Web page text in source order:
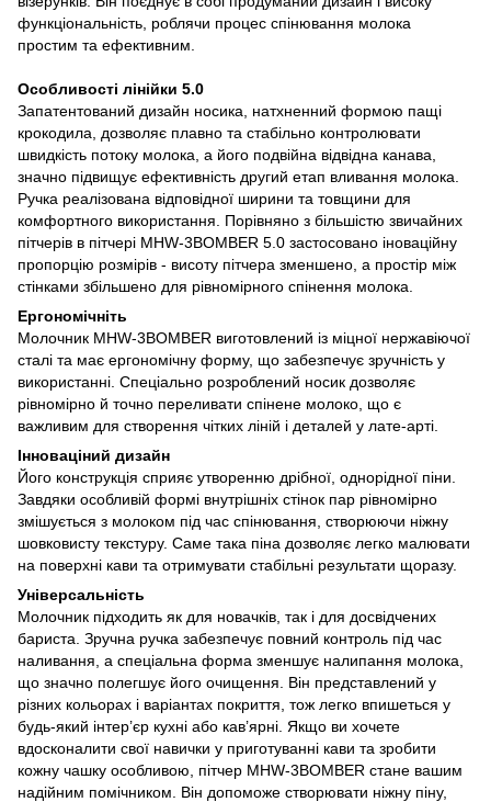
функціональність, роблячи процес спінювання молока
простим та ефективним.
Особливості лінійки 5.0
Запатентований дизайн носика, натхненний формою пащі
крокодила, дозволяє плавно та стабільно контролювати
швидкість потоку молока, а його подвійна відвідна канава,
значно підвищує ефективність другий етап вливання молока.
Ручка реалізована відповідної ширини та товщини для
комфортного використання. Порівняно з більшістю звичайних
пітчерів в пітчері MHW-3BOMBER 5.0 застосовано іноваційну
пропорцію розмірів - висоту пітчера зменшено, а простір між
стінками збільшено для рівномірного спінення молока.
Ергономічніть
Молочник MHW-3BOMBER виготовлений із міцної нержавіючої
сталі та має ергономічну форму, що забезпечує зручність у
використанні. Спеціально розроблений носик дозволяє
рівномірно й точно переливати спінене молоко, що є
важливим для створення чітких ліній і деталей у лате-арті.
Інноваціний дизайн
Його конструкція сприяє утворенню дрібної, однорідної піни.
Завдяки особливій формі внутрішніх стінок пар рівномірно
змішується з молоком під час спінювання, створюючи ніжну
шовковисту текстуру. Саме така піна дозволяє легко малювати
на поверхні кави та отримувати стабільні результати щоразу.
Універсальність
Молочник підходить як для новачків, так і для досвідчених
бариста. Зручна ручка забезпечує повний контроль під час
наливання, а спеціальна форма зменшує налипання молока,
що значно полегшує його очищення. Він представлений у
різних кольорах і варіантах покриття, тож легко впишеться у
будь-який інтер’єр кухні або кав’ярні. Якщо ви хочете
вдосконалити свої навички у приготуванні кави та зробити
кожну чашку особливою, пітчер MHW-3BOMBER стане вашим
надійним помічником. Він допоможе створювати ніжну піну,